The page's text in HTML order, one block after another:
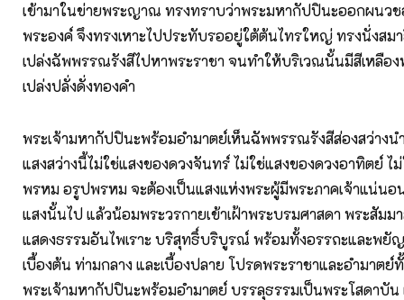
เข้ามาในข่ายพระญาณ ทรงทราบว่าพระมหากัปปินะออกผนวช
พระองค์ จึงทรงเหาะไปประทับรออยู่ใต้ต้นไทรใหญ่ ทรงนั่งสม
เปล่งฉัพพรรณรังสีไปหาพระราชา จนทำให้บริเวณนั้นมีสีเหลือ
เปล่งปลั่งดั่งทองคำ
พระเจ้ามหากัปปินะพร้อมอำมาตย์เห็นฉัพพรรณรังสีส่องสว่างน
แสงสว่างนี้ไม่ใช่แสงของดวงจันทร์ ไม่ใช่แสงของดวงอาทิตย์ ไ
พรหม อรูปพรหม จะต้องเป็นแสงแห่งพระผู้มีพระภาคเจ้าแน่นอ
แสงนั้นไป แล้วน้อมพระวรกายเข้าเฝ้าพระบรมศาสดา พระสัมม
แสดงธรรมอันไพเราะ บริสุทธิ์บริบูรณ์ พร้อมทั้งอรรถะและพยั
เบื้องต้น ท่ามกลาง และเบื้องปลาย โปรดพระราชาและอำมาตย์
พระเจ้ามหากัปปินะพร้อมอำมาตย์ บรรลุธรรมเป็นพระโสดาบัน